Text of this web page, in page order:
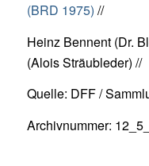
(BRD 1975) //
Heinz Bennent (Dr.
(Alois Sträubleder) //
Quelle: DFF /
Archivnummer: